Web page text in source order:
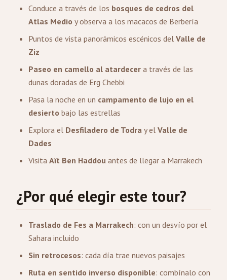
Conduce a través de los bosques de cedros del
Atlas Medio y observa a los macacos de Berbería
Puntos de vista panorámicos escénicos del Valle de
Ziz
Paseo en camello al atardecer a través de las
dunas doradas de Erg Chebbi
Pasa la noche en un campamento de lujo en el
desierto bajo las estrellas
Explora el Desfiladero de Todra y el Valle de
Dades
Visita Aït Ben Haddou antes de llegar a Marrakech
¿Por qué elegir este tour?
Traslado de Fes a Marrakech: con un desvío por el
Sahara incluido
Sin retrocesos: cada día trae nuevos paisajes
Ruta en sentido inverso disponible: combínalo con